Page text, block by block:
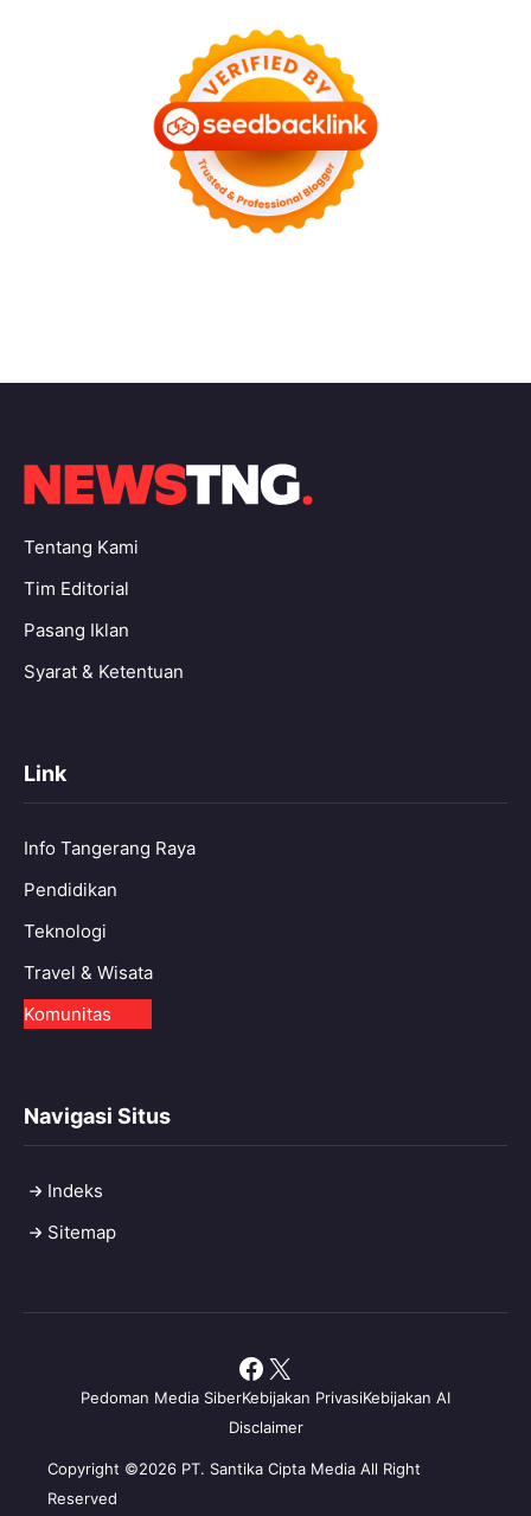
Tentang Kami
Tim Editorial
Pasang Iklan
Syarat & Ketentuan
Link
Info Tangerang Raya
Pendidikan
Teknologi
Travel & Wisata
Komunitas
Navigasi Situs
Indeks
Sitemap
Copyright ©2026 PT. Santika Cipta Media All Right
Reserved
Pedoman Media SiberKebijakan PrivasiKebijakan AI
Disclaimer
Facebook
X